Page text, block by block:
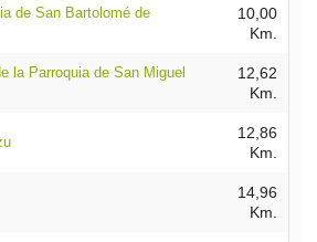
de San Bartolomé de
10,00
Km.
la Parroquia de San Miguel
12,62
Km.
12,86
Km.
14,96
Km.